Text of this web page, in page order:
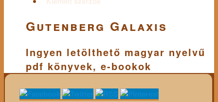
Gutenberg Galaxis
Ingyen letölthető magyar nyelvű
pdf könyvek, e-bookok